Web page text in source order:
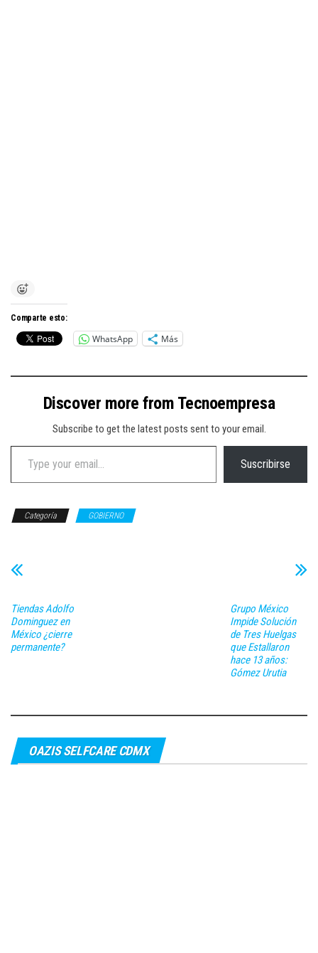
Comparte esto:
WhatsApp Más
Discover more from Tecnoempresa
Subscribe to get the latest posts sent to your email.
Type your email…
Suscribirse
Categoría GOBIERNO
Tiendas Adolfo
Dominguez en
México ¿cierre
permanente?
Grupo México
Impide Solución
de Tres Huelgas
que Estallaron
hace 13 años:
Gómez Urutia
OAZIS SELFCARE CDMX